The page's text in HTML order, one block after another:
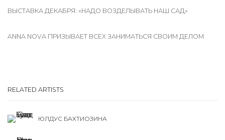
ВЫСТАВКА ДЕКАБРЯ: «НАДО ВОЗДЕЛЫВАТЬ НАШ САД»
ANNA NOVA ПРИЗЫВАЕТ ВСЕХ ЗАНИМАТЬСЯ СВОИМ ДЕЛОМ
RELATED ARTISTS
ЮЛДУС БАХТИОЗИНА